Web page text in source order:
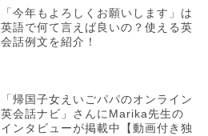
「今年もよろしくお願いします」は
英語で何て言えば良いの？使える英
会話例文を紹介！
「帰国子女えいごパパのオンライン
英会話ナビ」さんにMarika先生の
インタビューが掲載中【動画付き独